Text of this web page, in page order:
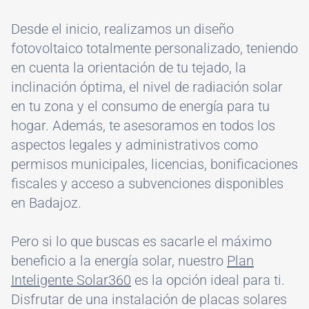
Desde el inicio, realizamos un diseño
fotovoltaico totalmente personalizado, teniendo
en cuenta la orientación de tu tejado, la
inclinación óptima, el nivel de radiación solar
en tu zona y el consumo de energía para tu
hogar. Además, te asesoramos en todos los
aspectos legales y administrativos como
permisos municipales, licencias, bonificaciones
fiscales y acceso a subvenciones disponibles
en Badajoz.
Pero si lo que buscas es sacarle el máximo
beneficio a la energía solar, nuestro Plan
Inteligente Solar360 es la opción ideal para ti.
Disfrutar de una instalación de placas solares